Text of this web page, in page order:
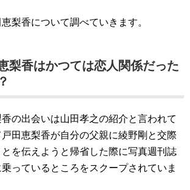
梨香について調べていきます。
梨香はかつては恋人関係だった
の出会いは山田孝之の紹介と言われて
田恵梨香が自分の父親に綾野剛と交際
を伝えようと帰省した際に写真週刊誌
っているところをスクープされていま